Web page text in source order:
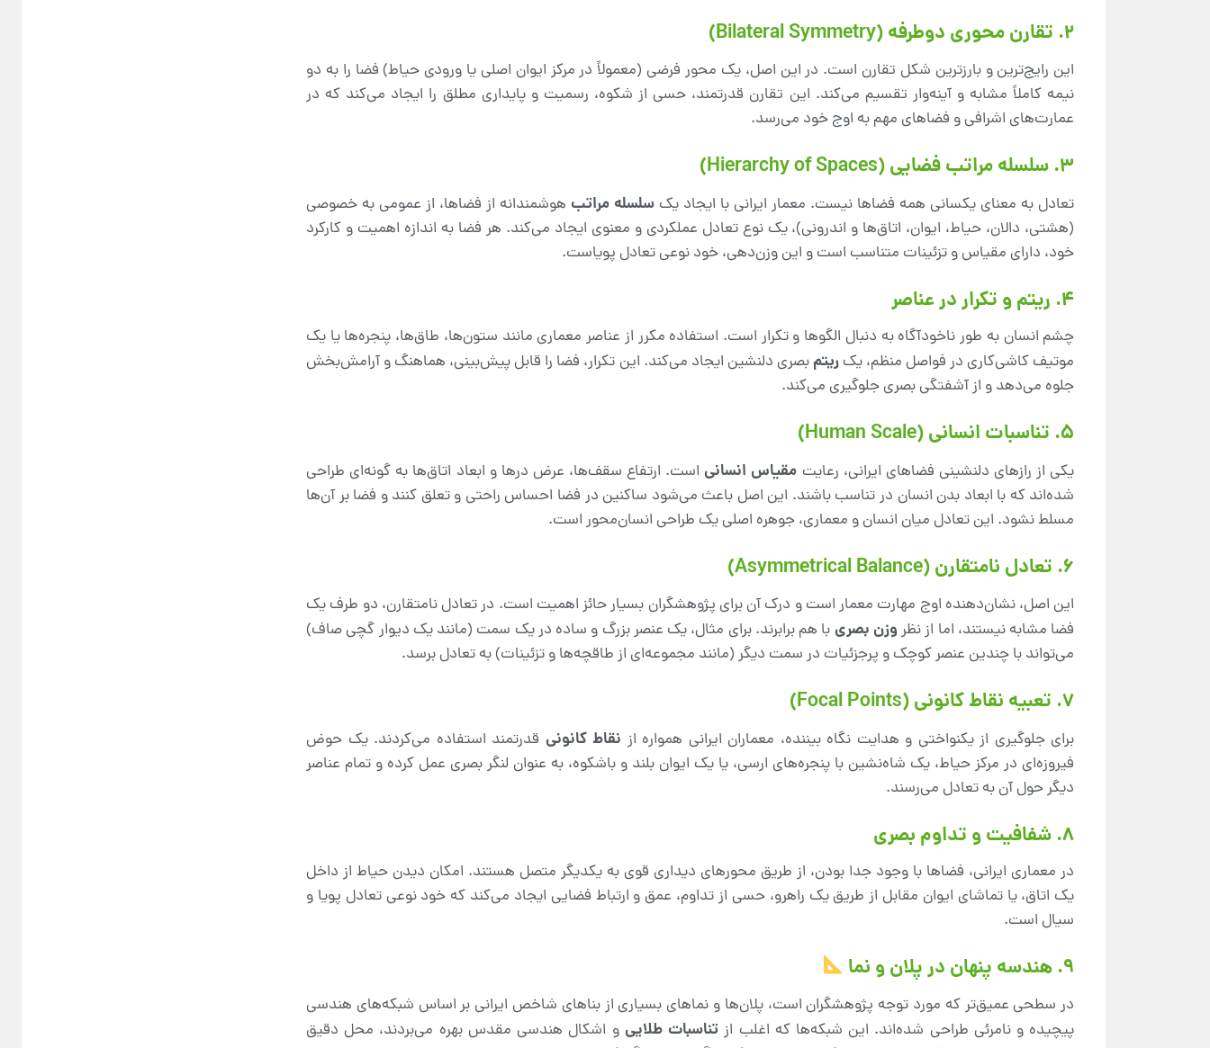
2. تقارن محوری دوطرفه (Bilateral Symmetry)
این رایج‌ترین و بارزترین شکل تقارن است. در این اصل، یک محور فرضی (معمولاً در مرکز ایوان اصلی یا ورودی حیاط) فضا را به دو
نیمه کاملاً مشابه و آینه‌وار تقسیم می‌کند. این تقارن قدرتمند، حسی از شکوه، رسمیت و پایداری مطلق را ایجاد می‌کند که در
عمارت‌های اشرافی و فضاهای مهم به اوج خود می‌رسد.
3. سلسله مراتب فضایی (Hierarchy of Spaces)
تعادل به معنای یکسانی همه فضاها نیست. معمار ایرانی با ایجاد یک سلسله مراتب هوشمندانه از فضاها، از عمومی به خصوصی
(هشتی، دالان، حیاط، ایوان، اتاق‌ها و اندرونی)، یک نوع تعادل عملکردی و معنوی ایجاد می‌کند. هر فضا به اندازه اهمیت و کارکرد
خود، دارای مقیاس و تزئینات متناسب است و این وزن‌دهی، خود نوعی تعادل پویاست.
4. ریتم و تکرار در عناصر
چشم انسان به طور ناخودآگاه به دنبال الگوها و تکرار است. استفاده مکرر از عناصر معماری مانند ستون‌ها، طاق‌ها، پنجره‌ها یا یک
موتیف کاشی‌کاری در فواصل منظم، یکریتمبصری دلنشین ایجاد می‌کند. این تکرار، فضا را قابل پیش‌بینی، هماهنگ و آرامش‌بخش
جلوه می‌دهد و از آشفتگی بصری جلوگیری می‌کند.
5. تناسبات انسانی (Human Scale)
یکی از رازهای دلنشینی فضاهای ایرانی، رعایت مقیاس انسانی است. ارتفاع سقف‌ها، عرض درها و ابعاد اتاق‌ها به گونه‌ای طراحی
شده‌اند که با ابعاد بدن انسان در تناسب باشند. این اصل باعث می‌شود ساکنین در فضا احساس راحتی و تعلق کنند و فضا بر آن‌ها
مسلط نشود. این تعادل میان انسان و معماری، جوهره اصلی یک طراحی انسان‌محور است.
6. تعادل نامتقارن (Asymmetrical Balance)
این اصل، نشان‌دهنده اوج مهارت معمار است و درک آن برای پژوهشگران بسیار حائز اهمیت است. در تعادل نامتقارن، دو طرف یک
فضا مشابه نیستند، اما از نظروزن بصری با هم برابرند. برای مثال، یک عنصر بزرگ و ساده در یک سمت (مانند یک دیوار گچی صاف)
می‌تواند با چندین عنصر کوچک و پرجزئیات در سمت دیگر (مانند مجموعه‌ای از طاقچه‌ها و تزئینات) به تعادل برسد.
7. تعبیه نقاط کانونی (Focal Points)
برای جلوگیری از یکنواختی و هدایت نگاه بیننده، معماران ایرانی همواره از نقاط کانونی قدرتمند استفاده می‌کردند. یک حوض
فیروزه‌ای در مرکز حیاط، یک شاه‌نشین با پنجره‌های ارسی، یا یک ایوان بلند و باشکوه، به عنوان لنگر بصری عمل کرده و تمام عناصر
دیگر حول آن به تعادل می‌رسند.
8. شفافیت و تداوم بصری
در معماری ایرانی، فضاها با وجود جدا بودن، از طریق محورهای دیداری قوی به یکدیگر متصل هستند. امکان دیدن حیاط از داخل
یک اتاق، یا تماشای ایوان مقابل از طریق یک راهرو، حسی از تداوم، عمق و ارتباط فضایی ایجاد می‌کند که خود نوعی تعادل پویا و
سیال است.
9. هندسه پنهان در پلان و نما
در سطحی عمیق‌تر که مورد توجه پژوهشگران است، پلان‌ها و نماهای بسیاری از بناهای شاخص ایرانی بر اساس شبکه‌های هندسی
پیچیده و نامرئی طراحی شده‌اند. این شبکه‌ها که اغلب از تناسبات طلایی و اشکال هندسی مقدس بهره می‌بردند، محل دقیق